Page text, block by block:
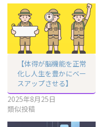
【体得が脳機能を正常
化し人生を豊かにベー
スアップさせる】
2025年8月25日
類似投稿